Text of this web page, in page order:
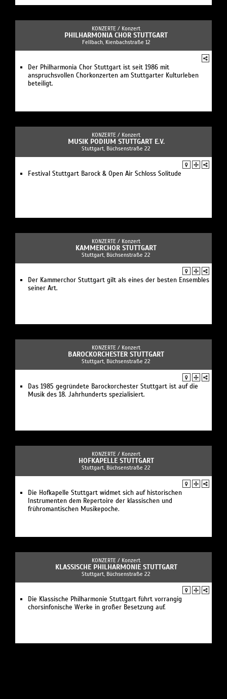
KONZERTE / Konzert
PHILHARMONIA CHOR STUTTGART
Fellbach, Kienbachstraße 12
Der Philharmonia Chor Stuttgart ist seit 1986 mit
anspruchsvollen Chorkonzerten am Stuttgarter Kulturleben
beteiligt.
KONZERTE / Konzert
MUSIK PODIUM STUTTGART E.V.
Stuttgart, Büchsenstraße 22
Festival Stuttgart Barock & Open Air Schloss Solitude
KONZERTE / Konzert
KAMMERCHOR STUTTGART
Stuttgart, Büchsenstraße 22
Der Kammerchor Stuttgart gilt als eines der besten Ensembles
seiner Art.
KONZERTE / Konzert
BAROCKORCHESTER STUTTGART
Stuttgart, Büchsenstraße 22
Das 1985 gegründete Barockorchester Stuttgart ist auf die
Musik des 18. Jahrhunderts spezialisiert.
KONZERTE / Konzert
HOFKAPELLE STUTTGART
Stuttgart, Büchsenstraße 22
Die Hofkapelle Stuttgart widmet sich auf historischen
Instrumenten dem Repertoire der klassischen und
frühromantischen Musikepoche.
KONZERTE / Konzert
KLASSISCHE PHILHARMONIE STUTTGART
Stuttgart, Büchsenstraße 22
Die Klassische Philharmonie Stuttgart führt vorrangig
chorsinfonische Werke in großer Besetzung auf.